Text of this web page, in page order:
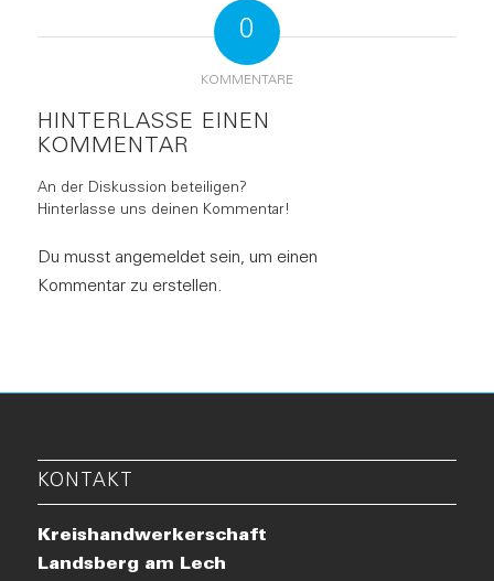
0
KOMMENTARE
HINTERLASSE EINEN
KOMMENTAR
An der Diskussion beteiligen?
Hinterlasse uns deinen Kommentar!
Du musst angemeldet sein, um einen
Kommentar zu erstellen.
KONTAKT
Kreishandwerkerschaft
Landsberg am Lech